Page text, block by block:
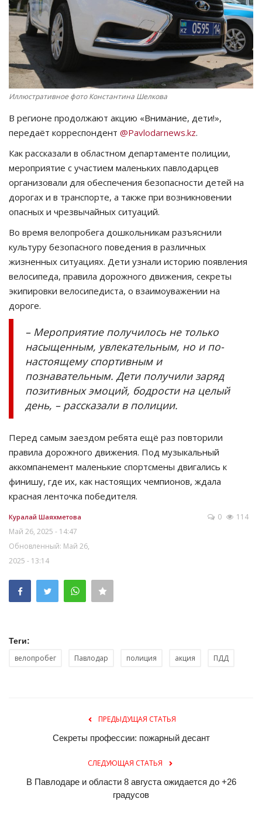
СПОРТ
Чек-лист
РАЗВЛЕЧЕНИЯ
Курултай
Язык
Иллюстративное фото Константина Шелкова
В регионе продолжают акцию «Внимание, дети!»,
передаёт корреспондент @Pavlodarnews.kz.
Как рассказали в областном департаменте полиции,
мероприятие с участием маленьких павлодарцев
организовали для обеспечения безопасности детей на
дорогах и в транспорте, а также при возникновении
опасных и чрезвычайных ситуаций.
Во время велопробега дошкольникам разъяснили
культуру безопасного поведения в различных
жизненных ситуациях. Дети узнали историю появления
велосипеда, правила дорожного движения, секреты
экипировки велосипедиста, о взаимоуважении на
дороге.
– Мероприятие получилось не только
насыщенным, увлекательным, но и по-
настоящему спортивным и
познавательным. Дети получили заряд
позитивных эмоций, бодрости на целый
день, – рассказали в полиции.
Перед самым заездом ребята ещё раз повторили
правила дорожного движения. Под музыкальный
аккомпанемент маленькие спортсмены двигались к
финишу, где их, как настоящих чемпионов, ждала
красная ленточка победителя.
Куралай Шаяхметова
Май 26, 2025 - 14:47
Обновленный: Май 26,
2025 - 13:14
0 114
Теги:
велопробег Павлодар полиция акция ПДД
ПРЕДЫДУЩАЯ СТАТЬЯ
Секреты профессии: пожарный десант
СЛЕДУЮЩАЯ СТАТЬЯ
В Павлодаре и области 8 августа ожидается до +26
градусов